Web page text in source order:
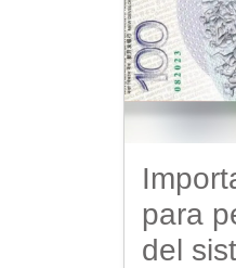
para
del